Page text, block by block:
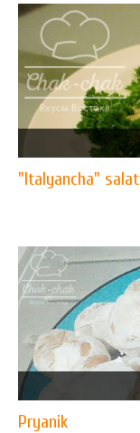
"Italyancha" salat
Pryanik